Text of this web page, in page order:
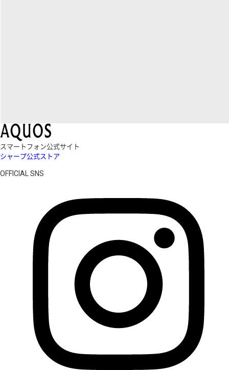
スマートフォン公式サイト
シャープ公式ストア
OFFICIAL SNS